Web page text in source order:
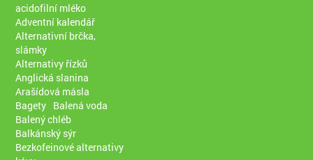
acidofilní mléko
Adventní kalendář
Alternativní brčka,
slámky
Alternativy řízků
Anglická slanina
Arašídová másla
Bagety Balená voda
Balený chléb
Balkánský sýr
Bezkofeinové alternativy